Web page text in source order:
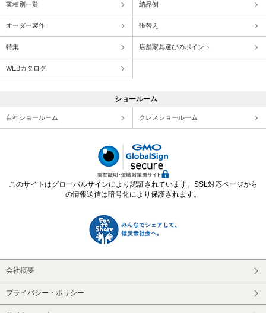
業種別一覧 納品例
オーダー製作 張替え
特集 店舗家具選びのポイント
WEBカタログ
ショールーム
自社ショールーム クレスショールーム
このサイトはグローバルサインにより認証されています。SSL対応ページから
の情報送信は暗号化により保護されます。
会社概要
プライバシー・ポリシー